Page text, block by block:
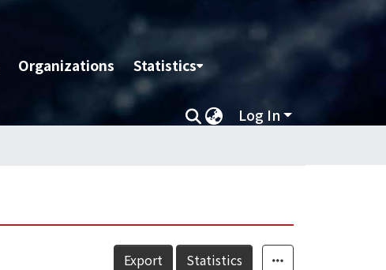
Organizations Statistics
Log In
Export Statistics